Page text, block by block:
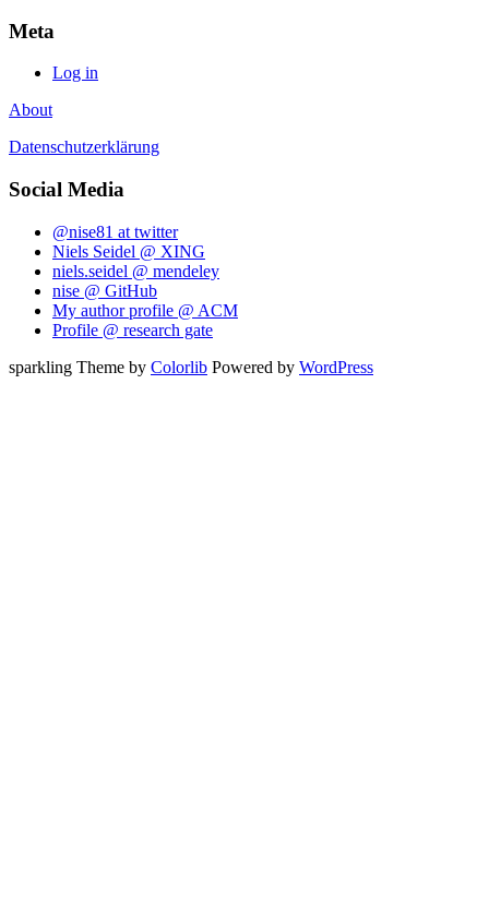
Meta
Log in
About
Datenschutzerklärung
Social Media
@nise81 at twitter
Niels Seidel @ XING
niels.seidel @ mendeley
nise @ GitHub
My author profile @ ACM
Profile @ research gate
sparkling Theme by Colorlib Powered by WordPress